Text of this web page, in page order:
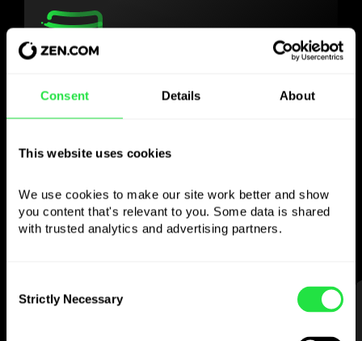
Consent Details About
This website uses cookies
We use cookies to make our site work better and show
you content that's relevant to you. Some data is shared
with trusted analytics and advertising partners.
Selection
Strictly Necessary
Folosiți valuta aleasă
așa cum doriți
Trimiteți bani în străinătate,
comision, plătiți cu cardul multi-valutar
— simplu și fără stres.
PASUL 1